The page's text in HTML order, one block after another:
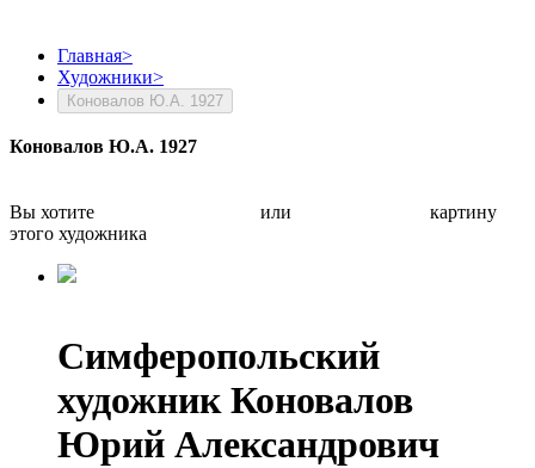
Главная>
Художники>
Коновалов Ю.А. 1927
Коновалов Ю.А. 1927
Вы хотите или
картину
этого художника
Симферопольский
художник Коновалов
Юрий Александрович